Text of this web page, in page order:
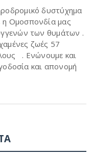
δυστύχημα
η Ομοσπονδία μας
των θυμάτων .
ζωές 57
. Ενώνουμε και
και απονομή